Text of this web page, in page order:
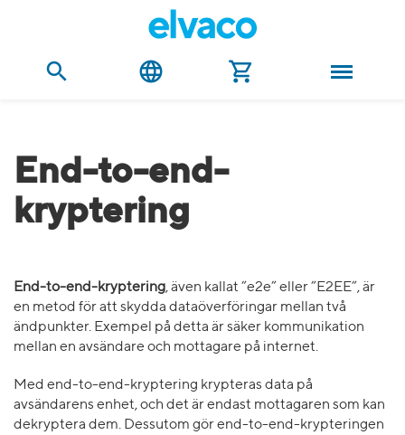
End-to-end-
kryptering
End-to-end-kryptering, även kallat ”e2e” eller ”E2EE”, är
en metod för att skydda dataöverföringar mellan två
ändpunkter. Exempel på detta är säker kommunikation
mellan en avsändare och mottagare på internet.
Med end-to-end-kryptering krypteras data på
avsändarens enhet, och det är endast mottagaren som kan
dekryptera dem. Dessutom gör end-to-end-krypteringen